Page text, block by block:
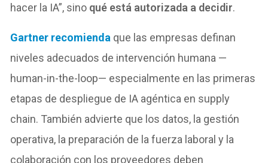
hacer la IA”, sino qué está autorizada a decidir.
Gartner recomienda que las empresas definan
niveles adecuados de intervención humana —
human-in-the-loop— especialmente en las primeras
etapas de despliegue de IA agéntica en supply
chain. También advierte que los datos, la gestión
operativa, la preparación de la fuerza laboral y la
colaboración con los proveedores deben